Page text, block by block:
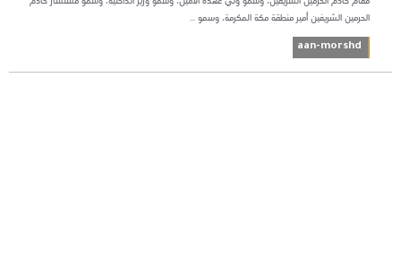
الحرمين الشريفين أمير منطقة مكة المكرمة، وسمو ...
aan-morshd